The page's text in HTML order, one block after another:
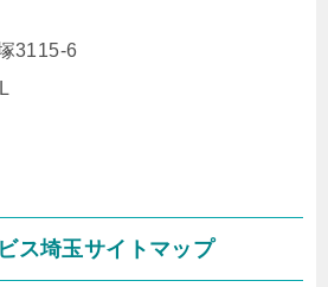
3115-6
ス埼玉サイトマップ